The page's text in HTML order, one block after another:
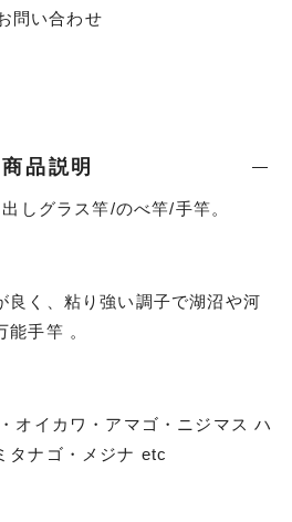
問い合わせ
商品説明
しグラス竿/のべ竿/手竿。
良く、粘り強い調子で湖沼や河
能手竿 。
オイカワ・アマゴ・ニジマス ハ
タナゴ・メジナ etc